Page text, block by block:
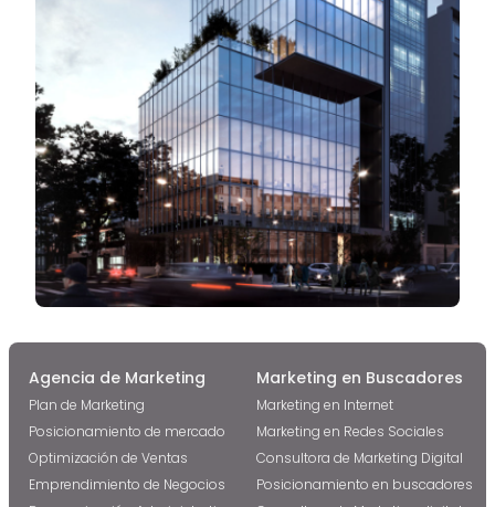
Agencia de Marketing
Plan de Marketing
Posicionamiento de mercado
Optimización de Ventas
Emprendimiento de Negocios
Marketing en Buscadores
Marketing en Internet
Marketing en Redes Sociales
Consultora de Marketing Digital
Posicionamiento en buscadores